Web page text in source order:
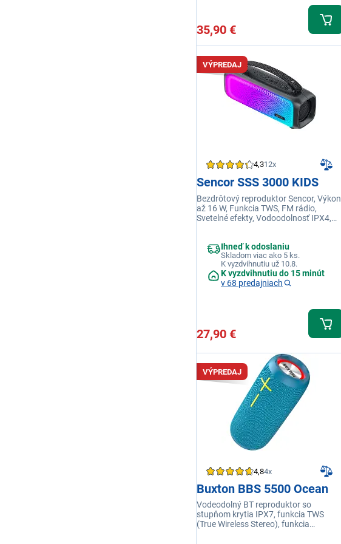
35,90 €
VÝPREDAJ
4,312x
Sencor SSS 3000 KIDS
Bezdrôtový reproduktor Sencor, Výkon
až 16 W, Funkcia TWS, FM rádio,
Svetelné efekty, Vodoodolnosť IPX4,
Ihneď k odoslaniu
Skladom viac ako 5 ks.
K vyzdvihnutiu už 10.8.
K vyzdvihnutiu do 15 minút
v 68 predajniach
27,90 €
VÝPREDAJ
4,84x
Buxton BBS 5500 Ocean
Vodeodolný BT reproduktor so
stupňom krytia IPX7, funkcia TWS
(True Wireless Stereo), funkcia